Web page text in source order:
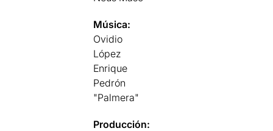
Música:
Ovidio
López
Enrique
Pedrón
"Palmera"
Producción: